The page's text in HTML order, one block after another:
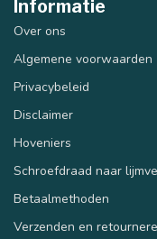
Informatie
Over ons
Algemene voorwaarden
Privacybeleid
Disclaimer
Hoveniers
Schroefdraad naar
Betaalmethoden
Verzenden en